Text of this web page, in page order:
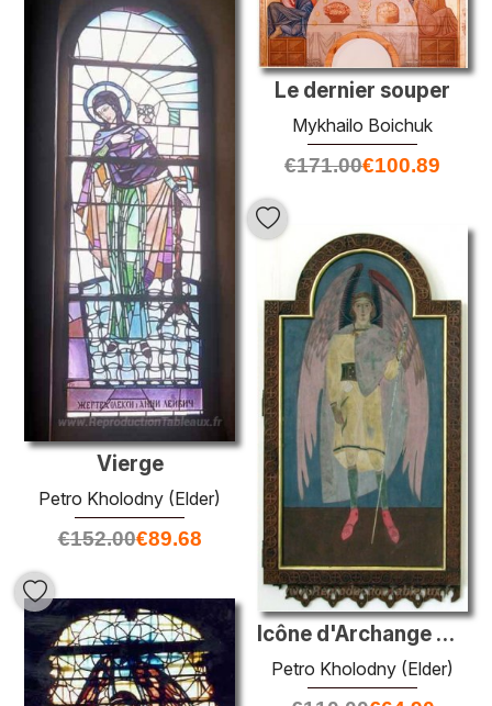
Le dernier souper
Mykhailo Boichuk
€171.00€100.89
Vierge
Petro Kholodny (Elder)
€152.00€89.68
Icône d'Archange Gabriel
Petro Kholodny (Elder)